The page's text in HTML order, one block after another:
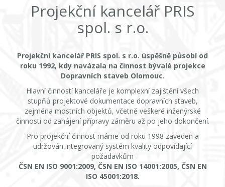
Projekční kancelář PRIS
spol. s r.o.
Projekční kancelář PRIS spol. s r.o. úspěšně působí od
roku 1992, kdy navázala na činnost bývalé projekce
Dopravních staveb Olomouc.
Hlavní činností kanceláře je komplexní zajištění všech
stupňů projektové dokumentace dopravních staveb,
zejména mostních objektů, včetně veškeré inženýrské
činnosti od zahájení přípravy záměru až po jeho dokončení.
Pro projekční činnost máme od roku 1998 zaveden a
udržován integrovaný systém kvality odpovídající
požadavkům
ČSN EN ISO 9001:2009, ČSN EN ISO 14001:2005, ČSN EN
ISO 45001:2018.